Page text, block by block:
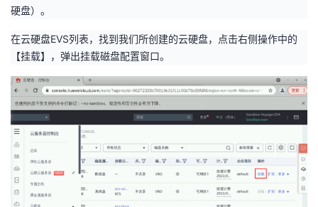
硬盘）。
在云硬盘EVS列表，找到我们所创建的云硬盘，点击右侧操作中的
【挂载】，弹出挂载磁盘配置窗口。